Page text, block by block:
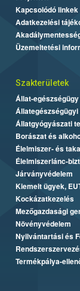
Kapcsolódó linkek
Adatkezelési
Üzemeltetési
Szakterületek
Állat-
Állatgyógyászati
Borászat és
Élelmiszer- és
Élelmiszerlánc-
Járványvédelem
Kiemelt ügyek,
Kockázatkezelés
Mezőgazdasági
Növényvédelem
Nyilvántartási és
Termékpálya-